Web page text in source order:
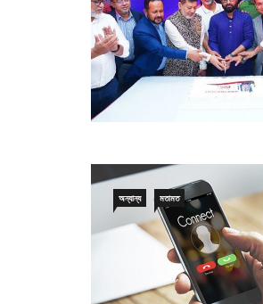
অন্যান্য মতামত